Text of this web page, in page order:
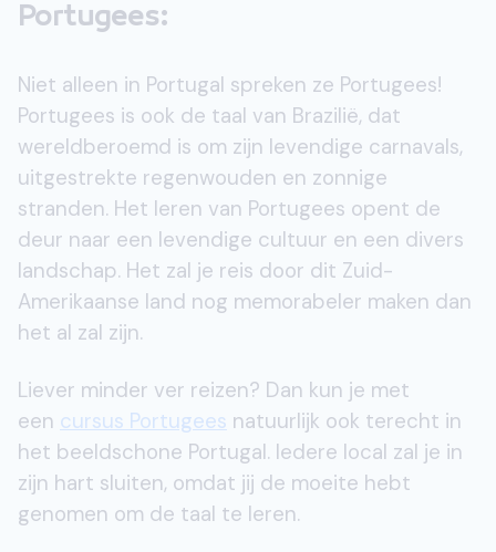
Portugees:
Niet alleen in Portugal spreken ze Portugees!
Portugees is ook de taal van Brazilië, dat
wereldberoemd is om zijn levendige carnavals,
uitgestrekte regenwouden en zonnige
stranden. Het leren van Portugees opent de
deur naar een levendige cultuur en een divers
landschap. Het zal je reis door dit Zuid-
Amerikaanse land nog memorabeler maken dan
het al zal zijn.
Liever minder ver reizen? Dan kun je met
een cursus Portugees natuurlijk ook terecht in
het beeldschone Portugal. Iedere local zal je in
zijn hart sluiten, omdat jij de moeite hebt
genomen om de taal te leren.